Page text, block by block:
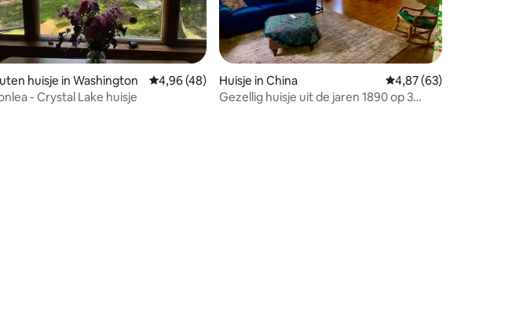
beoordeling van 5 op 5, 7 recensies
huisje in Washington Gemiddelde beoordeling van 4,96 op 5, 48 recensies
4,96 (48)
- Crystal Lake huisje
Huisje in China Gemiddelde
4,87 (63)
Gezellig huisje uit de jaren 1890 op 3